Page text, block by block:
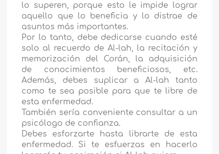
lo superen, porque esto le impide lograr
aquello que lo beneficia y lo distrae de
asuntos más importantes.
Por lo tanto, debe dedicarse cuando esté
solo al recuerdo de Al-lah, la recitación y
memorización del Corán, la adquisición
de conocimientos beneficiosos, etc.
Además, debes suplicar a Al-lah tanto
como te sea posible para que te libre de
esta enfermedad.
También sería conveniente consultar a un
psicólogo de confianza.
Debes esforzarte hasta librarte de esta
enfermedad. Si te esfuerzas en hacerlo